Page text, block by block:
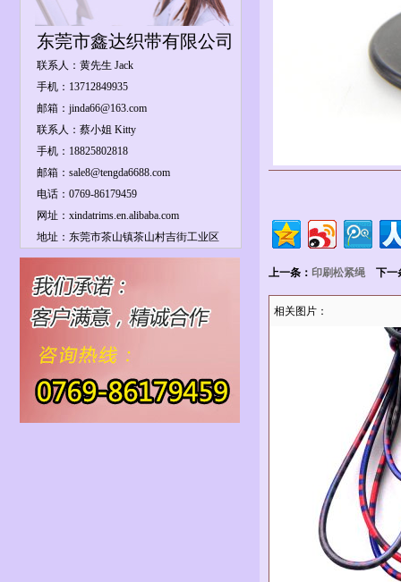
东莞市鑫达织带有限公司
联系人：黄先生 Jack
手机：13712849935
邮箱：jinda66@163.com
联系人：蔡小姐 Kitty
手机：18825802818
邮箱：sale8@tengda6688.com
电话：0769-86179459
网址：xindatrims.en.alibaba.com
地址：东莞市茶山镇茶山村吉街工业区
上一条： 印刷松紧绳下一
相关图片：